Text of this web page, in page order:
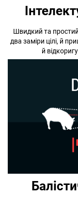
Швидкий та простий
два заміри цілі, й
й